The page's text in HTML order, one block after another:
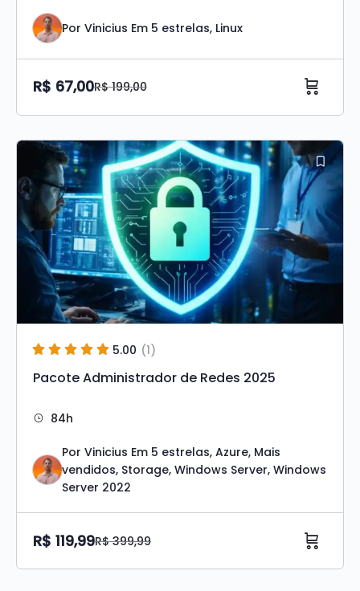
Por Vinicius Em 5 estrelas, Linux
R$199,00O
preço
Original
era:
R$ 199,00.
R$ 67,00
O
preço
atual
é:
R$ 67,00.
5.00 (1)
Pacote Administrador de Redes 2025
84h
Por Vinicius Em 5 estrelas, Azure, Mais
vendidos, Storage, Windows Server, Windows
Server 2022
R$399,99O
preço
R$ 119,99
O
preço